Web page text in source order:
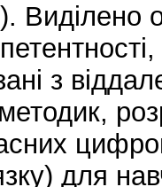
Виділено
з
для